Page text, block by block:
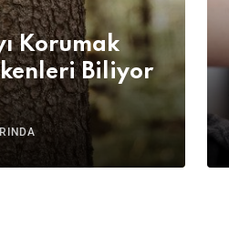
Korumak
Biliyor